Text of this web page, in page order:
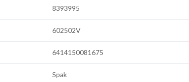
8393995
602502V
6414150081675
Spak